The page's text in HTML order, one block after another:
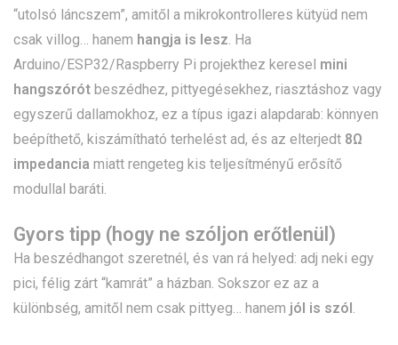
“utolsó láncszem”, amitől a mikrokontrolleres kütyüd nem
csak villog… hanem hangja is lesz. Ha
Arduino/ESP32/Raspberry Pi projekthez keresel mini
hangszórót beszédhez, pittyegésekhez, riasztáshoz vagy
egyszerű dallamokhoz, ez a típus igazi alapdarab: könnyen
beépíthető, kiszámítható terhelést ad, és az elterjedt 8Ω
impedancia miatt rengeteg kis teljesítményű erősítő
modullal baráti.
Gyors tipp (hogy ne szóljon erőtlenül)
Ha beszédhangot szeretnél, és van rá helyed: adj neki egy
pici, félig zárt “kamrát” a házban. Sokszor ez az a
különbség, amitől nem csak pittyeg… hanem jól is szól .